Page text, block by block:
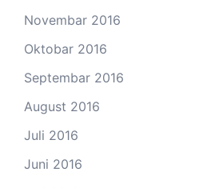
Novembar 2016
Oktobar 2016
Septembar 2016
August 2016
Juli 2016
Juni 2016